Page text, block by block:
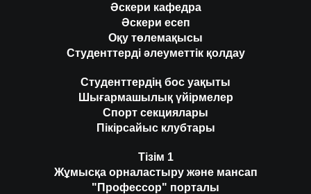
Әскери кафедра
Әскери есеп
Оқу төлемақысы
Студенттерді әлеуметтік қолдау
Студенттердің бос уақыты
Шығармашылық үйірмелер
Спорт секциялары
Пікірсайыс клубтары
Тізім 1
Жұмысқа орналастыру және мансап
"Профессор" порталы